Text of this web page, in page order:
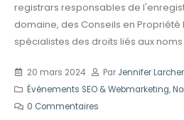
registrars responsables de
domaine, des Conseils en Propriété
spécialistes des droits liés aux
20 mars 2024 Par Jennifer Larcher
Événements SEO & Webmarketing,
0 Commentaires